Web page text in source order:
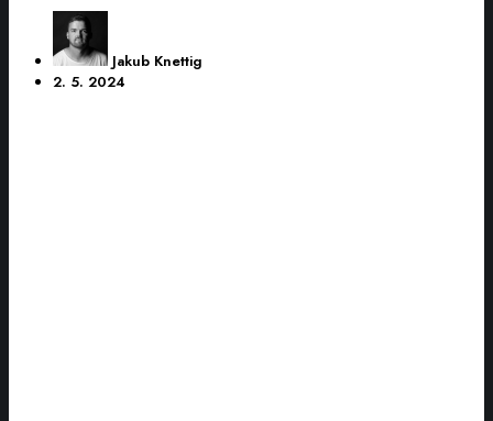
Jakub Knettig
2. 5. 2024